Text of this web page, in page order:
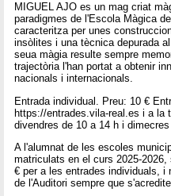
MIGUEL AJO es un mag criat
paradigmes de l'Escola Màgica
caracteritza per unes
insòlites i una tècnica depurada
seua màgia resulte sempre
trajectòria l'han portat a obtenir
nacionals i internacionals.
Entrada individual. Preu: 10 €
https://entrades.vila-real.es i a la
divendres de 10 a 14 h i
A l'alumnat de les escoles
matriculats en el curs 2025-
€ per a les entrades individuals, i
de l'Auditori sempre que